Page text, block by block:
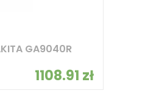
GA9040R
1108.91 zł